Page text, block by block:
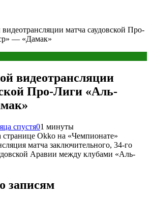
матча саудовской Про-
— «Дамак»
видеотрансляции
Про-Лиги «Аль-
спустя01 минуты
странице Okko на «Чемпионате»
матча заключительного, 34-го
Аравии между клубами «Аль-
записям